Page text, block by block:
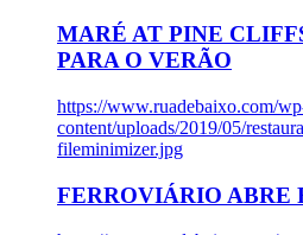
MARÉ AT PINE
PARA O VERÃO
https://www.ruadebaixo.com/
content/uploads/2019/05/
fileminimizer.jpg
FERROVIÁRIO ABRE